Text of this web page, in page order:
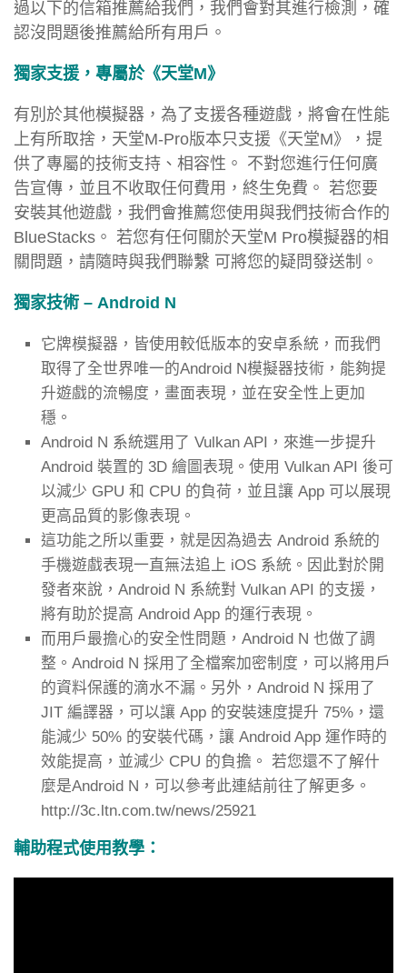
過以下的信箱推薦給我們，我們會對其進行檢測，確
認沒問題後推薦給所有用戶。
獨家支援，專屬於《天堂M》
有別於其他模擬器，為了支援各種遊戲，將會在性能
上有所取捨，天堂M-Pro版本只支援《天堂M》，提
供了專屬的技術支持、相容性。 不對您進行任何廣
告宣傳，並且不收取任何費用，終生免費。 若您要
安裝其他遊戲，我們會推薦您使用與我們技術合作的
BlueStacks。 若您有任何關於天堂M Pro模擬器的相
關問題，請隨時與我們聯繫 可將您的疑問發送制。
獨家技術 – Android N
它牌模擬器，皆使用較低版本的安卓系統，而我們
取得了全世界唯一的Android N模擬器技術，能夠提
升遊戲的流暢度，畫面表現，並在安全性上更加
穩。
Android N 系統選用了 Vulkan API，來進一步提升
Android 裝置的 3D 繪圖表現。使用 Vulkan API 後可
以減少 GPU 和 CPU 的負荷，並且讓 App 可以展現
更高品質的影像表現。
這功能之所以重要，就是因為過去 Android 系統的
手機遊戲表現一直無法追上 iOS 系統。因此對於開
發者來說，Android N 系統對 Vulkan API 的支援，
將有助於提高 Android App 的運行表現。
而用戶最擔心的安全性問題，Android N 也做了調
整。Android N 採用了全檔案加密制度，可以將用戶
的資料保護的滴水不漏。另外，Android N 採用了
JIT 編譯器，可以讓 App 的安裝速度提升 75%，還
能減少 50% 的安裝代碼，讓 Android App 運作時的
效能提高，並減少 CPU 的負擔。 若您還不了解什
麼是Android N，可以參考此連結前往了解更多。
http://3c.ltn.com.tw/news/25921
輔助程式使用教學：